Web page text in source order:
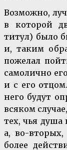
Возможно,
в которой
титул) было
и, таким
пожелал
самолично
и с его
него будут
всяком
тех, чья
а, во-вторых,
более